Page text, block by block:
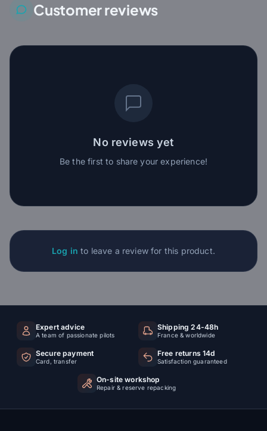
Customer reviews
No reviews yet
Be the first to share your experience!
Log in to leave a review for this product.
Expert advice
A team of passionate pilots
Shipping 24-48h
France & worldwide
Secure payment
Card, transfer
Free returns 14d
Satisfaction guaranteed
On-site workshop
Repair & reserve repacking